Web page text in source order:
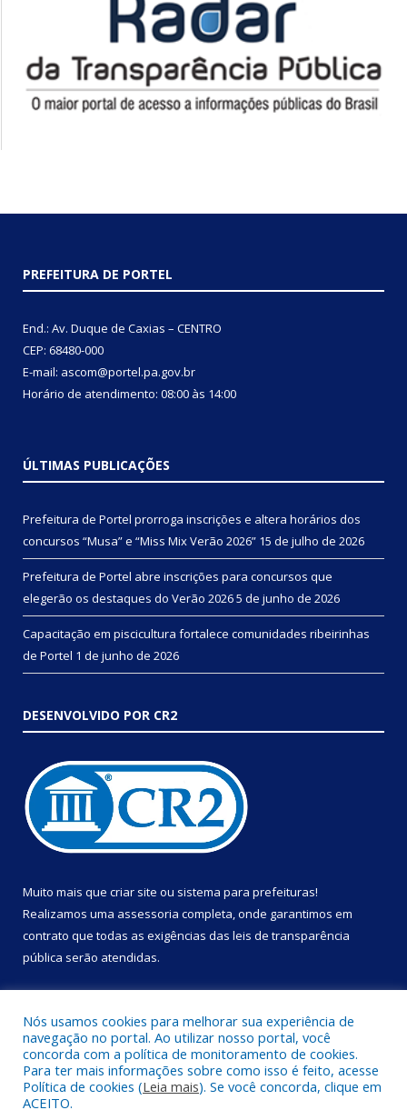
PREFEITURA DE PORTEL
End.: Av. Duque de Caxias – CENTRO
CEP: 68480-000
E-mail: ascom@portel.pa.gov.br
Horário de atendimento: 08:00 às 14:00
ÚLTIMAS PUBLICAÇÕES
Prefeitura de Portel prorroga inscrições e altera horários dos
concursos “Musa” e “Miss Mix Verão 2026” 15 de julho de 2026
Prefeitura de Portel abre inscrições para concursos que
elegerão os destaques do Verão 20265 de junho de 2026
Capacitação em piscicultura fortalece comunidades ribeirinhas
de Portel 1 de junho de 2026
DESENVOLVIDO POR CR2
Muito mais que criar site ou sistema para prefeituras!
Realizamos uma assessoria completa, onde garantimos em
contrato que todas as exigências das leis de transparência
pública serão atendidas.
Todos os direitos reservados a Prefeitura Municipal de Portel.
Nós usamos cookies para melhorar sua experiência de
navegação no portal. Ao utilizar nosso portal, você
concorda com a política de monitoramento de cookies.
Para ter mais informações sobre como isso é feito, acesse
Política de cookies (Leia mais). Se você concorda, clique em
ACEITO.